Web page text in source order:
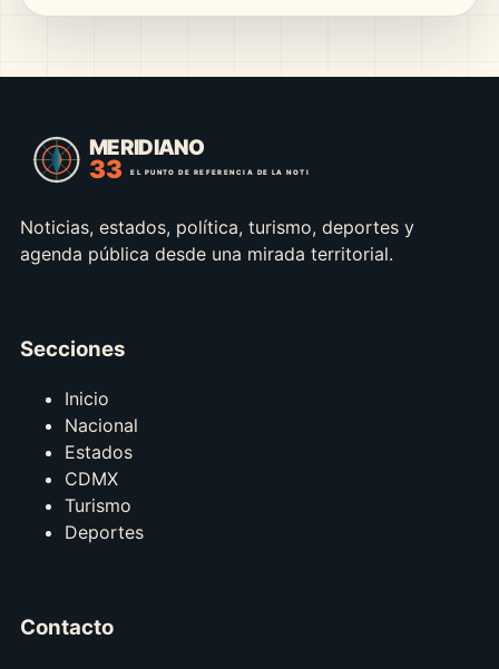
Noticias, estados, política, turismo, deportes y
agenda pública desde una mirada territorial.
Secciones
Inicio
Nacional
Estados
CDMX
Turismo
Deportes
Contacto